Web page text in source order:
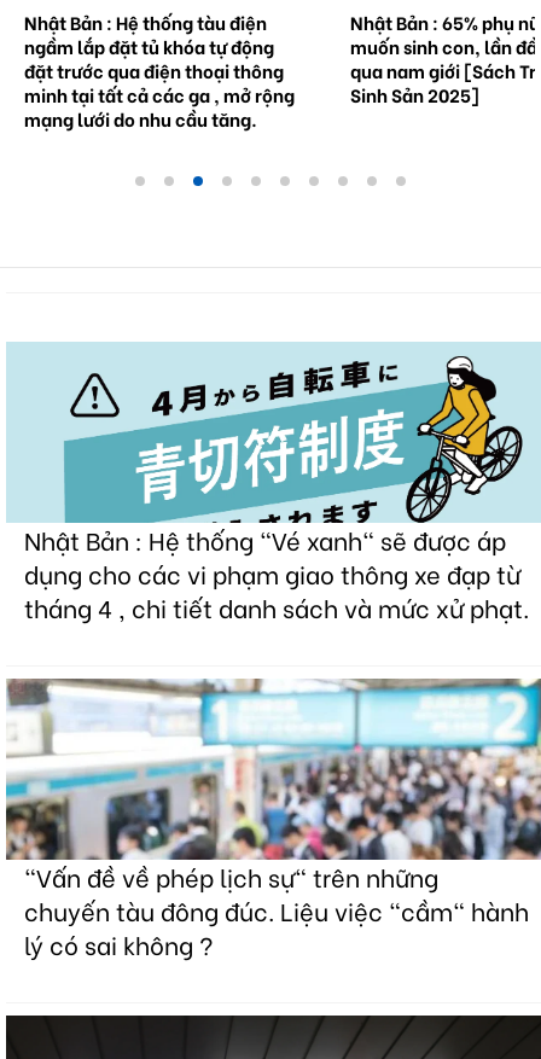
Nhật Bản : Hệ thống tàu điện
ngầm lắp đặt tủ khóa tự động
đặt trước qua điện thoại thông
minh tại tất cả các ga , mở rộng
mạng lưới do nhu cầu tăng.
Nhật Bản : 65% phụ
muốn sinh con, lần
qua nam giới [Sách
Sinh Sản 2025]
Nhật Bản : Hệ thống "Vé xanh" sẽ được áp
dụng cho các vi phạm giao thông xe đạp từ
tháng 4 , chi tiết danh sách và mức xử phạt.
"Vấn đề về phép lịch sự" trên những
chuyến tàu đông đúc. Liệu việc "cầm" hành
lý có sai không ?